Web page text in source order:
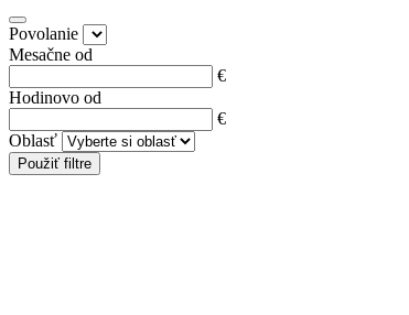
Povolanie
Mesačne od
€
Hodinovo od
€
Oblasť
Použiť filtre